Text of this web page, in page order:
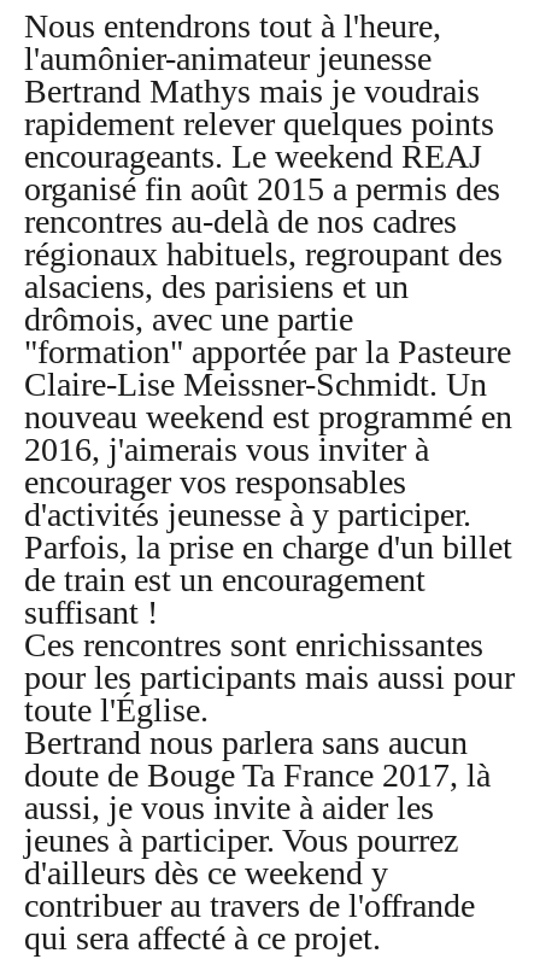
Nous entendrons tout à l'heure,
l'aumônier-animateur jeunesse
Bertrand Mathys mais je voudrais
rapidement relever quelques points
encourageants. Le weekend REAJ
organisé fin août 2015 a permis des
rencontres au-delà de nos cadres
régionaux habituels, regroupant des
alsaciens, des parisiens et un
drômois, avec une partie
"formation" apportée par la Pasteure
Claire-Lise Meissner-Schmidt. Un
nouveau weekend est programmé en
2016, j'aimerais vous inviter à
encourager vos responsables
d'activités jeunesse à y participer.
Parfois, la prise en charge d'un billet
de train est un encouragement
suffisant !
Ces rencontres sont enrichissantes
pour les participants mais aussi pour
toute l'Église.
Bertrand nous parlera sans aucun
doute de Bouge Ta France 2017, là
aussi, je vous invite à aider les
jeunes à participer. Vous pourrez
d'ailleurs dès ce weekend y
contribuer au travers de l'offrande
qui sera affecté à ce projet.